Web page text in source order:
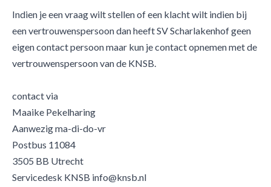
Indien je een vraag wilt stellen of een klacht wilt indien bij
een vertrouwenspersoon dan heeft SV Scharlakenhof geen
eigen contact persoon maar kun je contact opnemen met de
vertrouwenspersoon van de KNSB.
contact via
Maaike Pekelharing
Aanwezig ma-di-do-vr
Postbus 11084
3505 BB Utrecht
Servicedesk KNSB info@knsb.nl